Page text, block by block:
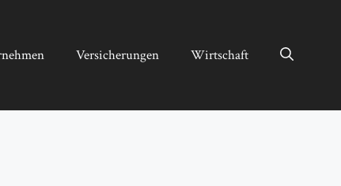
Versicherungen Wirtschaft